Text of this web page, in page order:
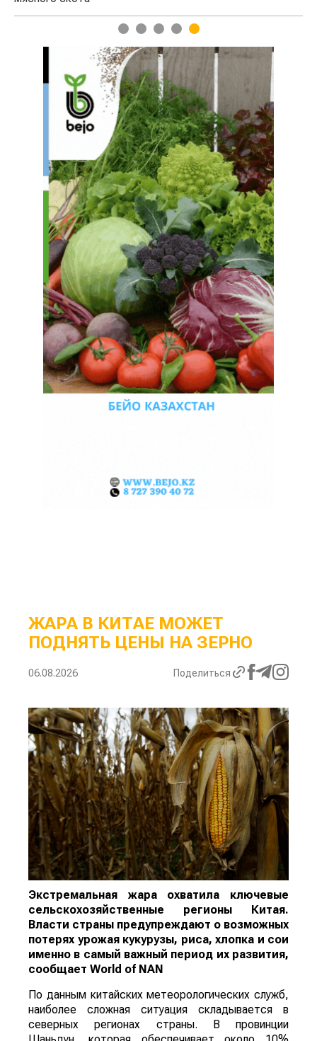
1 2 3 4 5
ЖАРА В КИТАЕ МОЖЕТ
ПОДНЯТЬ ЦЕНЫ НА ЗЕРНО
06.08.2026 Поделиться
Экстремальная жара охватила ключевые
сельскохозяйственные регионы Китая.
Власти страны предупреждают о возможных
потерях урожая кукурузы, риса, хлопка и сои
именно в самый важный период их развития,
сообщает World of NAN
По данным китайских метеорологических служб,
наиболее сложная ситуация складывается в
северных регионах страны. В провинции